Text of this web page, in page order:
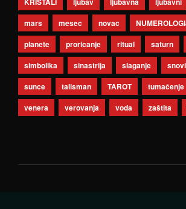
mars
mesec novac
planete
proricanje ritual saturn
simbolika
sinastrija slaganje snovi
sunce
talisman TAROT tumačenje
venera
verovanja voda zaštita